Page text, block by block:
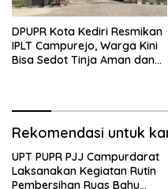
DPUPR Kota Kediri Resmikan
IPLT Campurejo, Warga Kini
Bisa Sedot Tinja Aman dan
Rekomendasi untuk
UPT PUPR PJJ Campurdarat
Laksanakan Kegiatan Rutin
Pembersihan Ruas Bahu